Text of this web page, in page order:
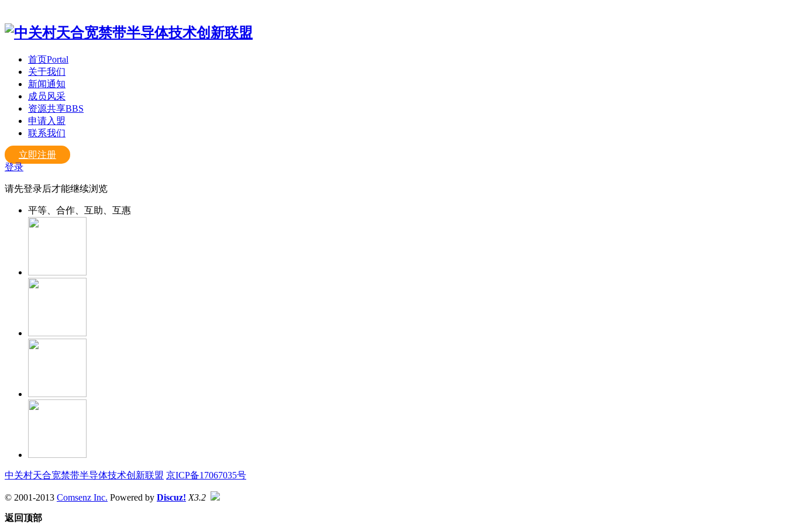
首页Portal
关于我们
新闻通知
成员风采
资源共享BBS
申请入盟
联系我们
立即注册
登录
请先登录后才能继续浏览
平等、合作、互助、互惠
中关村天合宽禁带半导体技术创新联盟 京ICP备17067035号
© 2001-2013 Comsenz Inc. Powered by Discuz! X3.2
返回顶部